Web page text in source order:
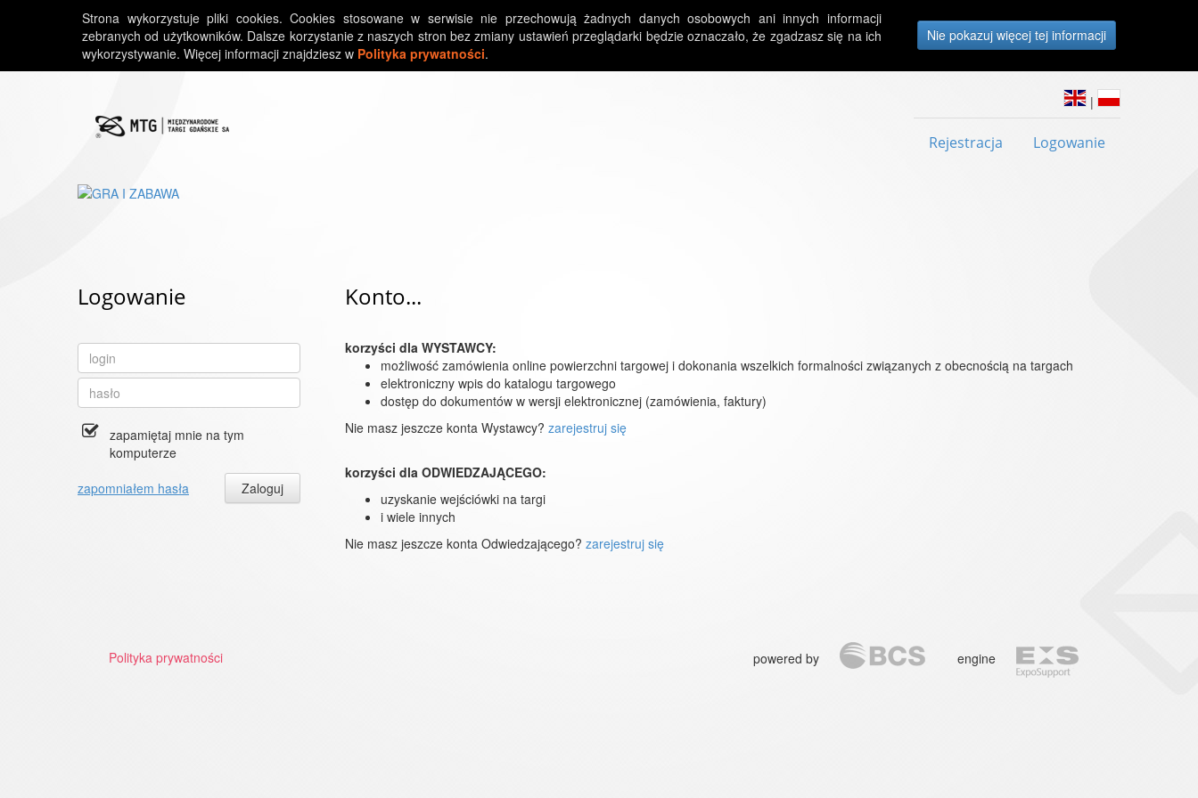
Strona wykorzystuje pliki cookies. Cookies stosowane w serwisie nie przechowują żadnych danych osobowych ani innych informacji
zebranych od użytkowników. Dalsze korzystanie z naszych stron bez zmiany ustawień przeglądarki będzie oznaczało, że zgadzasz się na ich
wykorzystywanie. Więcej informacji znajdziesz w Polityka prywatności.
|
Rejestracja Logowanie
Logowanie
zapamiętaj mnie na tym
komputerze
zapomniałem hasła
Konto...
korzyści dla WYSTAWCY:
możliwość zamówienia online powierzchni targowej i dokonania wszelkich formalności związanych z obecnością na targach
elektroniczny wpis do katalogu targowego
dostęp do dokumentów w wersji elektronicznej (zamówienia, faktury)
Nie masz jeszcze konta Wystawcy? zarejestruj się
korzyści dla ODWIEDZAJĄCEGO:
uzyskanie wejściówki na targi
i wiele innych
Nie masz jeszcze konta Odwiedzającego? zarejestruj się
powered by engine
Polityka prywatności